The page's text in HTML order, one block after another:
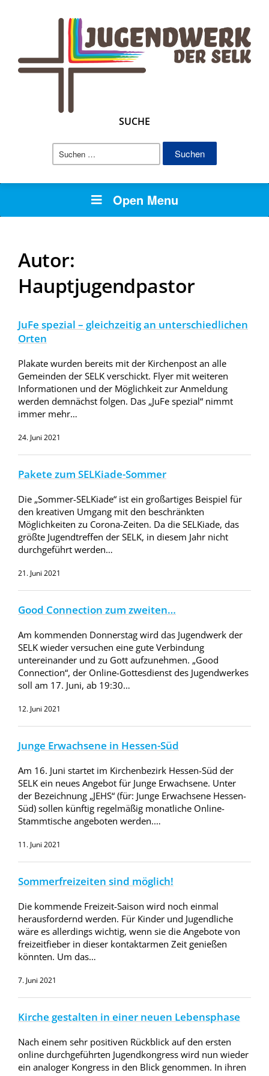
SUCHE
Suchen
Open Menu
Autor:
Hauptjugendpastor
JuFe spezial – gleichzeitig an unterschiedlichen
Orten
Plakate wurden bereits mit der Kirchenpost an alle
Gemeinden der SELK verschickt. Flyer mit weiteren
Informationen und der Möglichkeit zur Anmeldung
werden demnächst folgen. Das „JuFe spezial“ nimmt
immer mehr…
24. Juni 2021
Pakete zum SELKiade-Sommer
Die „Sommer-SELKiade“ ist ein großartiges Beispiel für
den kreativen Umgang mit den beschränkten
Möglichkeiten zu Corona-Zeiten. Da die SELKiade, das
größte Jugendtreffen der SELK, in diesem Jahr nicht
durchgeführt werden…
21. Juni 2021
Good Connection zum zweiten…
Am kommenden Donnerstag wird das Jugendwerk der
SELK wieder versuchen eine gute Verbindung
untereinander und zu Gott aufzunehmen. „Good
Connection“, der Online-Gottesdienst des Jugendwerkes
soll am 17. Juni, ab 19:30…
12. Juni 2021
Junge Erwachsene in Hessen-Süd
Am 16. Juni startet im Kirchenbezirk Hessen-Süd der
SELK ein neues Angebot für Junge Erwachsene. Unter
der Bezeichnung „JEHS“ (für: Junge Erwachsene Hessen-
Süd) sollen künftig regelmäßig monatliche Online-
Stammtische angeboten werden.…
11. Juni 2021
Sommerfreizeiten sind möglich!
Die kommende Freizeit-Saison wird noch einmal
herausfordernd werden. Für Kinder und Jugendliche
wäre es allerdings wichtig, wenn sie die Angebote von
freizeitfieber in dieser kontaktarmen Zeit genießen
könnten. Um das…
7. Juni 2021
Kirche gestalten in einer neuen Lebensphase
Nach einem sehr positiven Rückblick auf den ersten
online durchgeführten Jugendkongress wird nun wieder
ein analoger Kongress in den Blick genommen. In ihren